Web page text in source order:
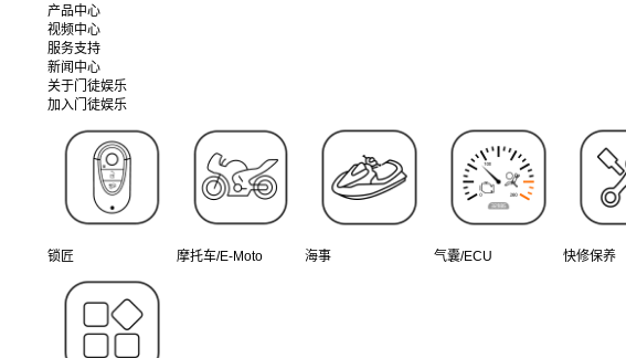
产品中心
视频中心
服务支持
新闻中心
关于门徒娱乐
加入门徒娱乐
锁匠 摩托车/E-Moto 海事 气囊/ECU 快修保养